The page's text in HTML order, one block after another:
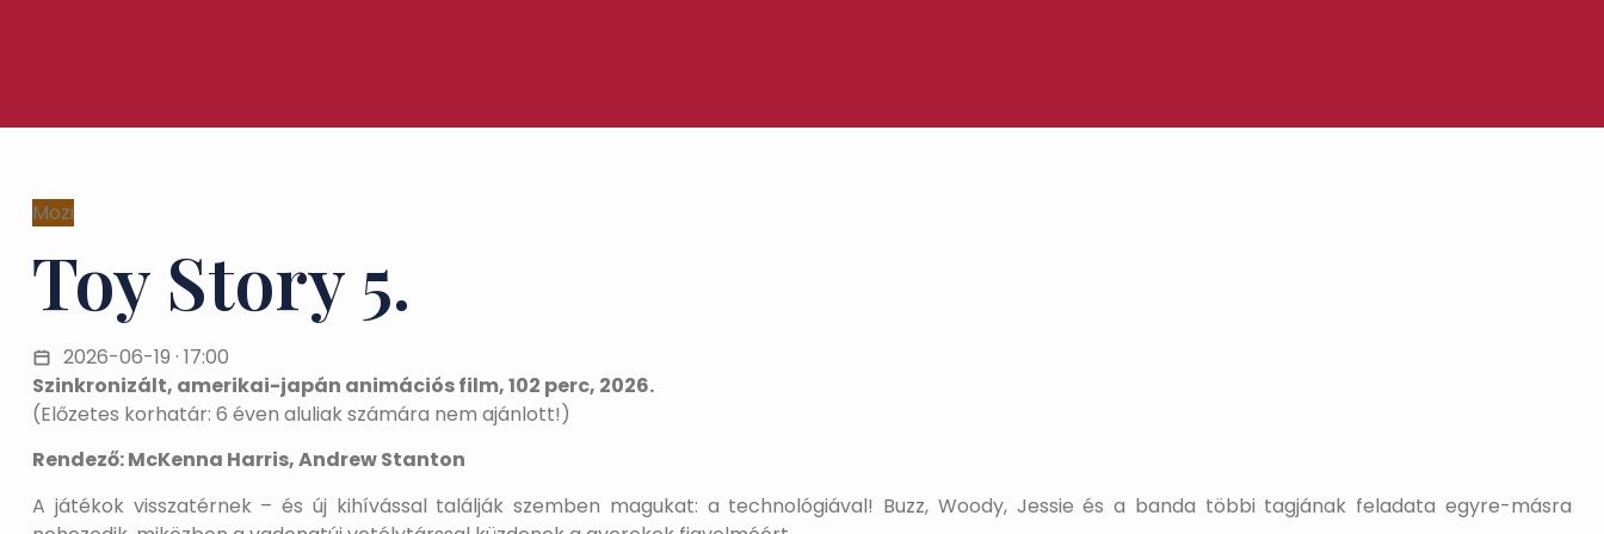
Mozi
Toy Story 5.
2026-06-19 · 17:00
Szinkronizált, amerikai-japán animációs film, 102 perc, 2026.
(Előzetes korhatár: 6 éven aluliak számára nem ajánlott!)
Rendező: McKenna Harris, Andrew Stanton
A játékok visszatérnek – és új kihívással találják szemben magukat: a technológiával! Buzz, Woody, Jessie és a banda többi tagjának feladata egyre-másra